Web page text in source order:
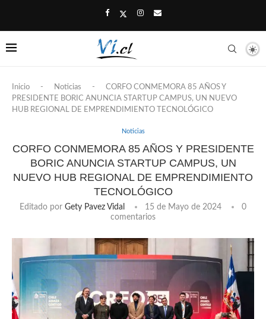
Inicio - Noticias -
CORFO CONMEMORA 85 AÑOS Y
PRESIDENTE BORIC ANUNCIA STARTUP CAMPUS, UN NUEVO
HUB REGIONAL DE EMPRENDIMIENTO TECNOLÓGICO
Noticias
CORFO CONMEMORA 85 AÑOS Y PRESIDENTE
BORIC ANUNCIA STARTUP CAMPUS, UN
NUEVO HUB REGIONAL DE EMPRENDIMIENTO
TECNOLÓGICO
Editado por Gety Pavez Vidal 15 de Mayo de 2024
0
comentarios